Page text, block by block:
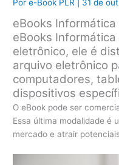
Pore-Book PLR 31 de
eBooks Informática
eBooks
eletrônico, ele é
arquivo eletrônico
computadores,
dispositivos
O eBook pode ser
Essa última modalidade é
mercado e atrair